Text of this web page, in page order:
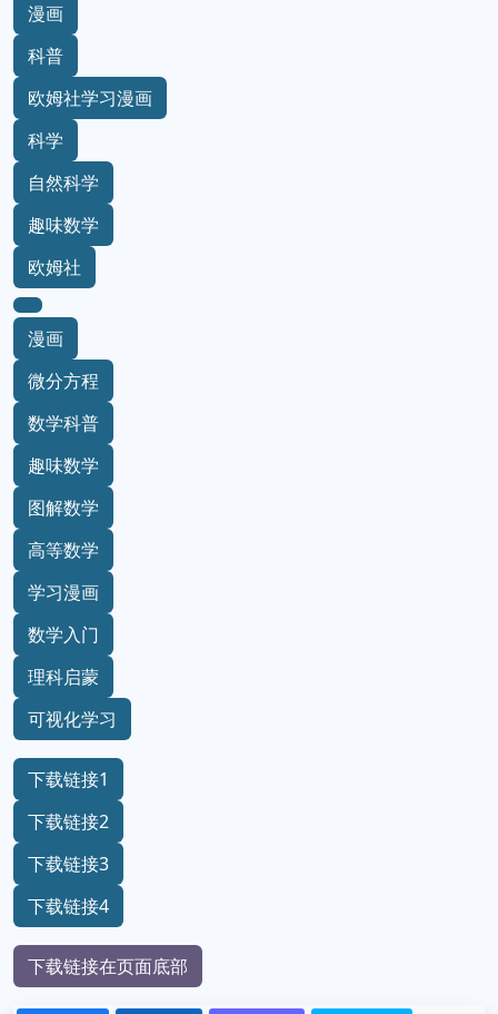
漫画
科普
欧姆社学习漫画
科学
自然科学
趣味数学
欧姆社
漫画
微分方程
数学科普
趣味数学
图解数学
高等数学
学习漫画
数学入门
理科启蒙
可视化学习
下载链接1
下载链接2
下载链接3
下载链接4
下载链接在页面底部